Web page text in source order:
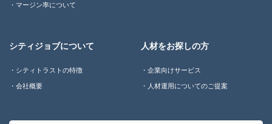
マージン率について
シティジョブについて
シティトラストの特徴
会社概要
人材をお探しの方
企業向けサービス
人材運用についてのご提案